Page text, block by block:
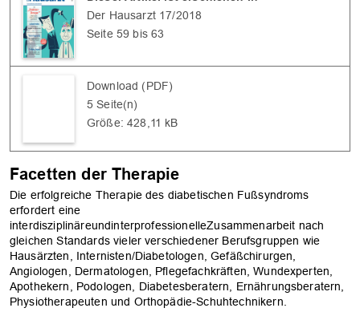
Der Hausarzt 17/2018
Seite 59 bis 63
Download (PDF)
5 Seite(n)
Größe: 428,11 kB
Facetten der Therapie
Die erfolgreiche Therapie des diabetischen Fußsyndroms
erfordert eine
interdisziplinäreundinterprofessionelleZusammenarbeit nach
gleichen Standards vieler verschiedener Berufsgruppen wie
Hausärzten, Internisten/Diabetologen, Gefäßchirurgen,
Angiologen, Dermatologen, Pflegefachkräften, Wundexperten,
Apothekern, Podologen, Diabetesberatern, Ernährungsberatern,
Physiotherapeuten und Orthopädie-Schuhtechnikern.